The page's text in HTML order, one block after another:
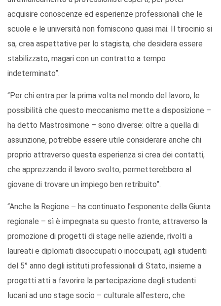
acquisire conoscenze ed esperienze professionali che le
scuole e le università non forniscono quasi mai. Il tirocinio si
sa, crea aspettative per lo stagista, che desidera essere
stabilizzato, magari con un contratto a tempo
indeterminato”.
“Per chi entra per la prima volta nel mondo del lavoro, le
possibilità che questo meccanismo mette a disposizione –
ha detto Mastrosimone – sono diverse: oltre a quella di
assunzione, potrebbe essere utile considerare anche chi
proprio attraverso questa esperienza si crea dei contatti,
che apprezzando il lavoro svolto, permetterebbero al
giovane di trovare un impiego ben retribuito”.
“Anche la Regione – ha continuato l’esponente della Giunta
regionale – sì è impegnata su questo fronte, attraverso la
promozione di progetti di stage nelle aziende, rivolti a
laureati e diplomati disoccupati o inoccupati, agli studenti
del 5° anno degli istituti professionali di Stato, insieme a
progetti atti a favorire la partecipazione degli studenti
lucani ad uno stage socio – culturale all’estero, che